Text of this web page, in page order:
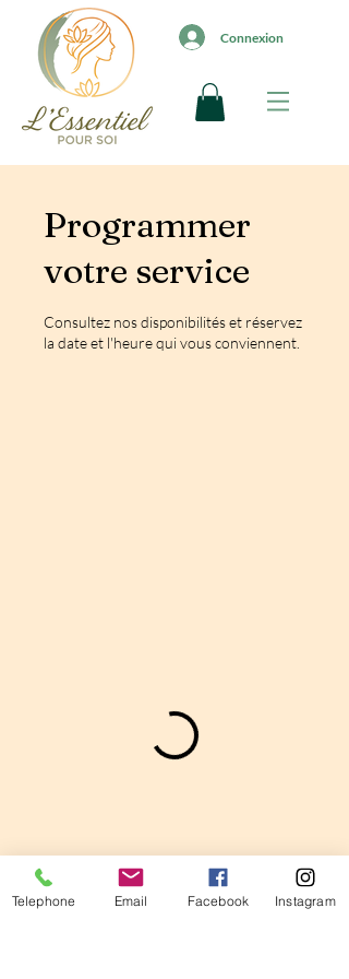
Connexion
Programmer
votre service
Consultez nos disponibilités et réservez
la date et l'heure qui vous conviennent.
Telephone Email Facebook Instagram